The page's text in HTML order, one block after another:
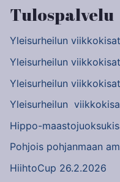
Tulospalvelu
Yleisurheilun
Yleisurheilun
Yleisurheilun
Yleisurheilun
Hippo-
Pohjois pohjanmaan
HiihtoCup 26.2.2026